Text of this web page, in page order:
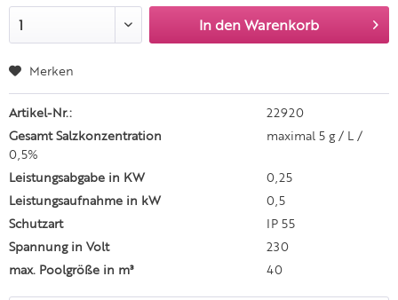
In den Warenkorb
Merken
Artikel-Nr.:
22920
Gesamt Salzkonzentration
maximal 5 g / L /
0,5%
Leistungsabgabe in KW
0,25
Leistungsaufnahme in kW
0,5
Schutzart
IP 55
Spannung in Volt
230
max. Poolgröße in m³
40